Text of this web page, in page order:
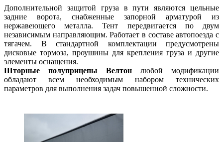
Дополнительной защитой груза в пути являются цельные
задние ворота, снабженные запорной арматурой из
нержавеющего металла. Тент передвигается по двум
независимым направляющим. Работает в составе автопоезда с
тягачем. В стандартной комплектации предусмотрены
дисковые тормоза, проушины для крепления груза и другие
элементы оснащения.
Шторные полуприцепы Велтон любой модификации
обладают всем необходимым набором технических
параметров для выполнения задач повышенной сложности.